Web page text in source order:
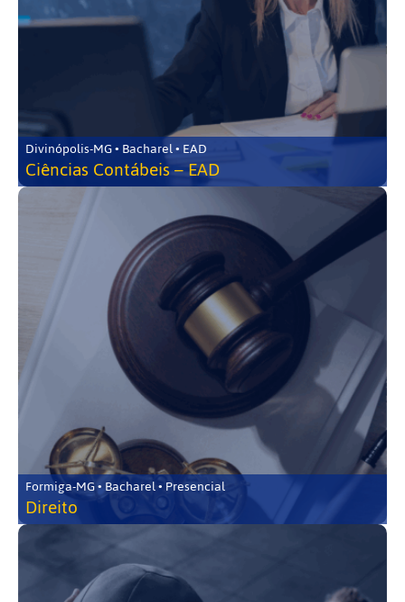
Divinópolis-MG • Bacharel • EAD
Ciências Contábeis – EAD
Formiga-MG • Bacharel • Presencial
Direito